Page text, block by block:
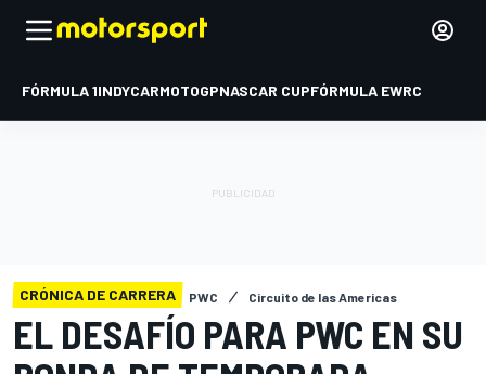
FÓRMULA 1INDYCARMOTOGPNASCAR CUPFÓRMULA EWRC
CRÓNICA DE CARRERA PWC Circuito de las Americas
EL DESAFÍO PARA PWC EN SU